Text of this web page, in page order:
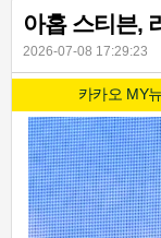
아홉 스티븐,
2026-07-08 17:29:23
카카오 MY